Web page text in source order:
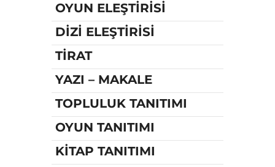
OYUN ELEŞTİRİSİ
DİZİ ELEŞTİRİSİ
TİRAT
YAZI – MAKALE
TOPLULUK TANITIMI
OYUN TANITIMI
KİTAP TANITIMI